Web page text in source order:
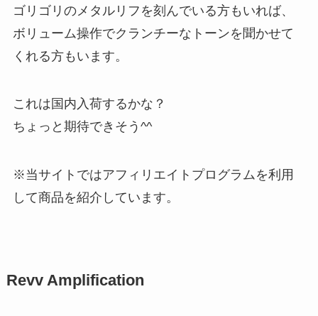
ゴリゴリのメタルリフを刻んでいる方もいれば、
ボリューム操作でクランチーなトーンを聞かせて
くれる方もいます。
これは国内入荷するかな？
ちょっと期待できそう^^
※当サイトではアフィリエイトプログラムを利用
して商品を紹介しています。
Revv Amplification